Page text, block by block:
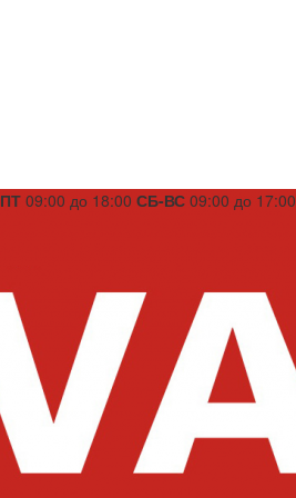
09:00 до 18:00 СБ-ВС 09:00 до 17:00